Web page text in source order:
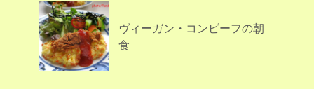
ヴィーガン・コンビーフの朝
食